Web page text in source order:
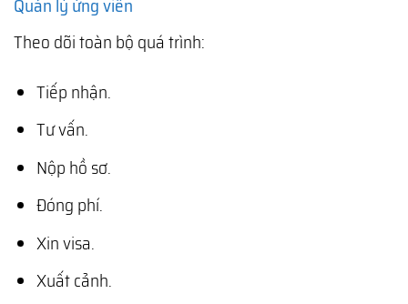
Quản lý ứng viên
Theo dõi toàn bộ quá trình:
Tiếp nhận.
Tư vấn.
Nộp hồ sơ.
Đóng phí.
Xin visa.
Xuất cảnh.